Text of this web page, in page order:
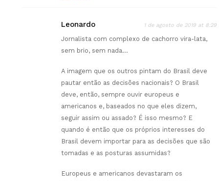
Leonardo 1 de agosto de 2019 at 8:29
Jornalista com complexo de cachorro vira-lata,
sem brio, sem nada…
A imagem que os outros pintam do Brasil deve
pautar então as decisões nacionais? O Brasil
deve, então, sempre ouvir europeus e
americanos e, baseados no que eles dizem,
seguir assim ou assado? É isso mesmo? E
quando é então que os próprios interesses do
Brasil devem importar para as decisões que são
tomadas e as posturas assumidas?
Europeus e americanos devastaram os